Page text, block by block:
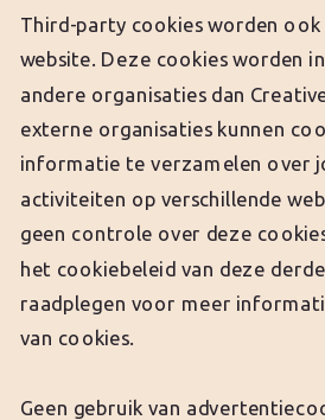
Third-party cookies worden
website. Deze cookies worden
andere organisaties dan
externe organisaties kunnen
informatie te verzamelen over
activiteiten op verschillende
geen controle over deze
het cookiebeleid van deze
raadplegen voor meer
van cookies.
Geen gebruik van